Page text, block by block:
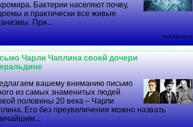
Бактерии населяют почву,
и пpaктически все живые
При...
04 08 2026 8:11:51
Чарли Чаплина своей дочери
вашему вниманию письмо
из самых знаменитых людей
половины 20 века – Чарли
Его без преувеличения можно назвать